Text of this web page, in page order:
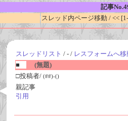
記事
スレッド内ページ移動 / <<
スレッドリスト / - / レスフォームへ移
■
(無題)
□投稿者/ (##)-()
親記事
引用